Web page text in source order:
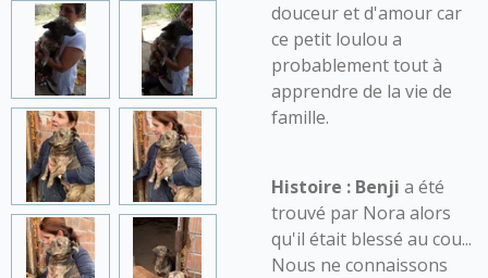
douceur et d'amour car
ce petit loulou a
probablement tout à
apprendre de la vie de
famille.
Histoire : Benji a été
trouvé par Nora alors
qu'il était blessé au cou...
Nous ne connaissons